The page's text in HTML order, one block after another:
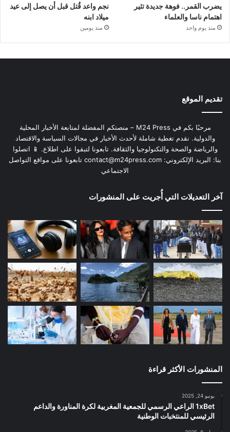
يضرب القمر.. فوهة جديدة تثير
اهتمام ناسا والعلماء
منذ يوم واحد
نجم واعد قُتل قبل أن يصل إلى عيد
ميلاد ابنه
منذ يومين
تقديم الموقع
مرحبًا بكم في M24 Press – منصتكم المفضلة لمتابعة الأخبار المحلية
والدولية. نقدم تغطية شاملة لأحدث الأخبار في مجالات السياسة والاقتصاد
والرياضة والصحة والتكنولوجيا والثقافة. تابعونا لتبقوا على اطلاع. 📱 اتصلوا
بنا: البريد الإلكتروني: contact@m24press.com تابعونا على مواقع التواصل
الاجتماعي
آخر التعديلات التي أُجريت على المنشورات
المنشورات الأكثر قراءة
يونيو 24, 2025
1xBet الراعي الرسمي للجمعية المغربية لكرة المناورة والداعم
الرئيسي للمنتخبات الوطنية